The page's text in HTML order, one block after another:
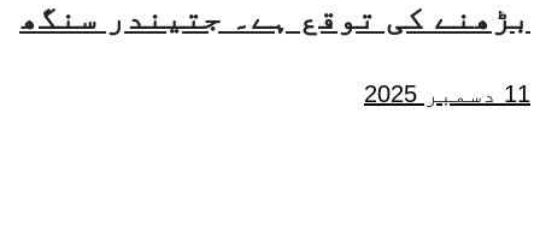
بڑھنے کی توقع ہے۔ جتیندر سنگھ
11 دسمبر 2025